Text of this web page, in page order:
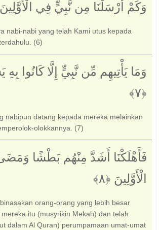
وَكَمْ أَرْسَلْنَا مِن نَّبِيٍّ فِي الْأَوَّلِينَ ‎﴿٦﴾‏
nabi-nabi yang telah Kami utus kepada
(6)
وَمَا يَأْتِيهِم مِّن نَّبِيٍّ إِلَّا كَانُوا
nabipun datang kepada mereka melainkan
olokkannya. (7)
فَأَهْلَكْنَا أَشَدَّ مِنْهُم بَطْشًا
الْأَوَّلِينَ ‎﴿٨﴾‏
orang-orang yang lebih besar
itu (musyrikin Mekah) dan telah
dalam Al Quran) perumpamaan umat-umat